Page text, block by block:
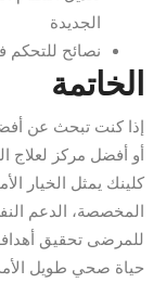
الجديدة
نصائح للتحكم
الخاتمة
إذا كنت تبحث عن
أو أفضل مركز لعلاج
كلينك يمثل الخيار
المخصصة، الدعم
للمرضى تحقيق
حياة صحي طويل